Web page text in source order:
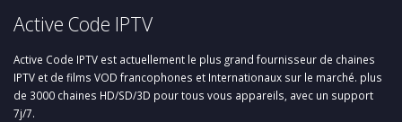
Active Code IPTV
Active Code IPTV est actuellement le plus grand fournisseur de chaines
IPTV et de films VOD francophones et Internationaux sur le marché. plus
de 3000 chaines HD/SD/3D pour tous vous appareils, avec un support
7j/7.